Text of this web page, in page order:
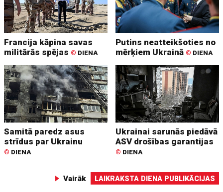
Francija kāpina savas
militārās spējas © DIENA
Putins neatteikšoties no
mērķiem Ukrainā © DIENA
Samitā paredz asus
strīdus par Ukrainu
© DIENA
Ukrainai sarunās piedāvā
ASV drošības garantijas
© DIENA
Vairāk LAIKRAKSTA DIENA PUBLIKĀCIJAS